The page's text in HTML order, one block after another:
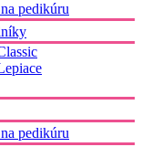
pedikúru
pedikúru